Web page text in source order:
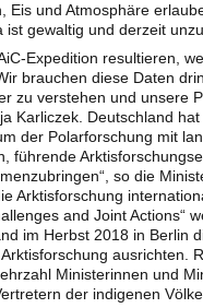
Eis und Atmosphäre
gewaltig und derzeit
Expedition resultieren,
brauchen diese Daten
zu verstehen und unsere
Karliczek. Deutschland
der Polarforschung mit
führende
so die
Arktisforschung
and Joint Actions“
im Herbst 2018 in Berlin
ausrichten.
Ministerinnen und
der indigenen